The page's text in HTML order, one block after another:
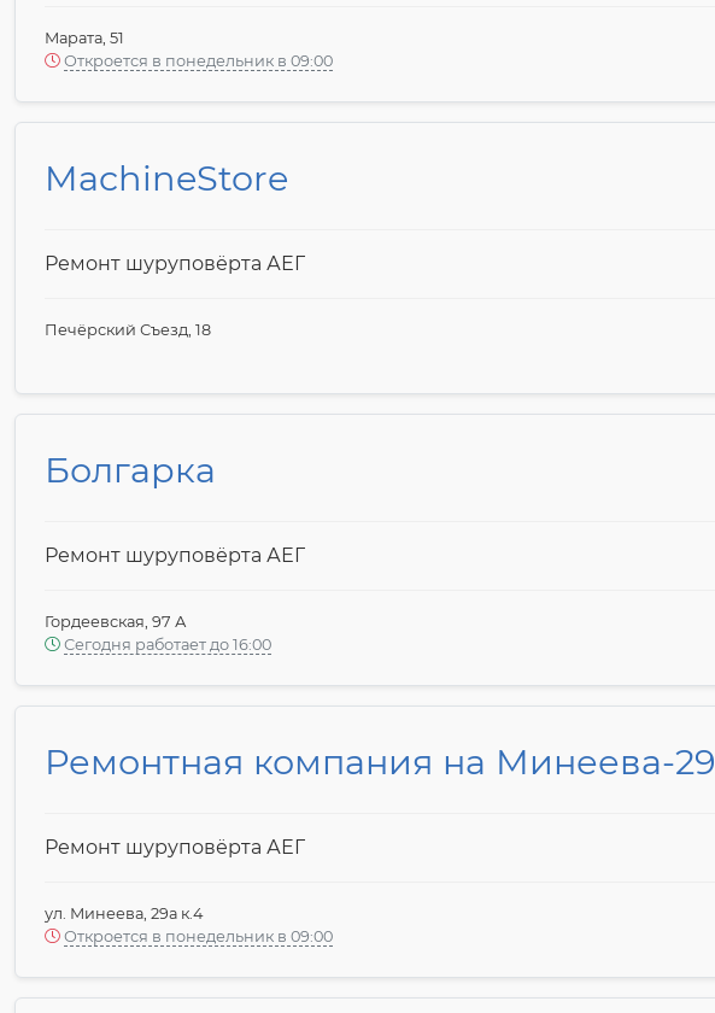
Марата, 51
Откроется в понедельник в 09:00
MachineStore
Ремонт шуруповёрта АЕГ
Печёрский Съезд, 18
Болгарка
Ремонт шуруповёрта АЕГ
Гордеевская, 97 А
Сегодня работает до 16:00
Ремонтная компания на Минеева-29
Ремонт шуруповёрта АЕГ
ул. Минеева, 29а к.4
Откроется в понедельник в 09:00